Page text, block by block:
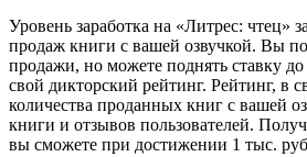
Уровень заработка на «Литрес: чтец»
продаж книги с вашей озвучкой. Вы
продажи, но можете поднять ставку
свой дикторский рейтинг. Рейтинг, в
количества проданных книг с вашей
книги и отзывов пользователей.
вы сможете при достижении 1 тыс.